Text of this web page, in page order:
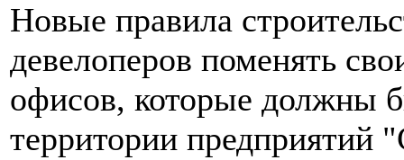
Новые правила
девелоперов поменять
офисов, которые должны
территории